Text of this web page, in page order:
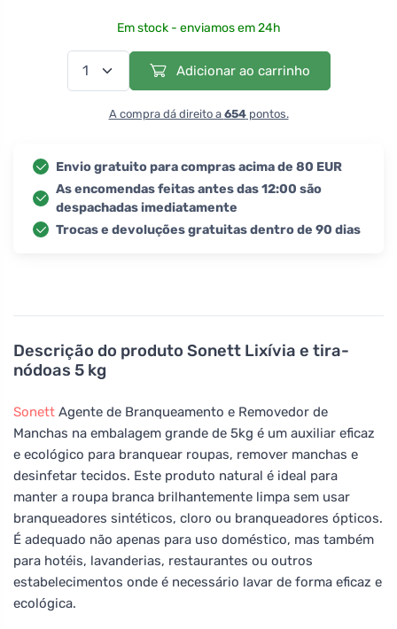
Descrição do produto Sonett Lixívia e tira-
nódoas 5 kg
Sonett Agente de Branqueamento e Removedor de
Manchas na embalagem grande de 5kg é um auxiliar eficaz
e ecológico para branquear roupas, remover manchas e
desinfetar tecidos. Este produto natural é ideal para
manter a roupa branca brilhantemente limpa sem usar
branqueadores sintéticos, cloro ou branqueadores ópticos.
É adequado não apenas para uso doméstico, mas também
para hotéis, lavanderias, restaurantes ou outros
estabelecimentos onde é necessário lavar de forma eficaz e
ecológica.
Em stock - enviamos em 24h
Adicionar ao carrinho
A compra dá direito a 654pontos.
Envio gratuito para compras acima de 80 EUR
As encomendas feitas antes das 12:00 são
despachadas imediatamente
Trocas e devoluções gratuitas dentro de 90 dias